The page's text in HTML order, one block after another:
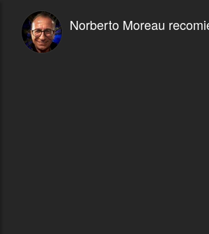
Norberto Moreau